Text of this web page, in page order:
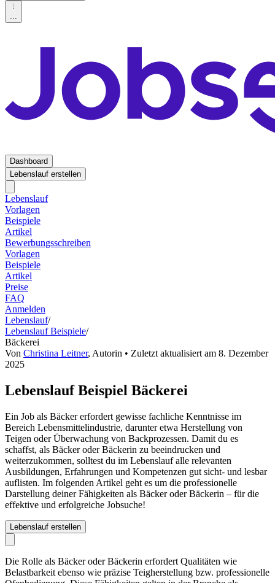
...
Dashboard
Lebenslauf erstellen
Lebenslauf
Vorlagen
Beispiele
Artikel
Bewerbungsschreiben
Vorlagen
Beispiele
Artikel
Preise
FAQ
Anmelden
Lebenslauf/
Lebenslauf Beispiele/
Bäckerei
Von Christina Leitner, Autorin • Zuletzt aktualisiert am 8. Dezember
2025
Lebenslauf Beispiel Bäckerei
Ein Job als Bäcker erfordert gewisse fachliche Kenntnisse im
Bereich Lebensmittelindustrie, darunter etwa Herstellung von
Teigen oder Überwachung von Backprozessen. Damit du es
schaffst, als Bäcker oder Bäckerin zu beeindrucken und
weiterzukommen, solltest du im Lebenslauf alle relevanten
Ausbildungen, Erfahrungen und Kompetenzen gut sicht- und lesbar
auflisten. Im folgenden Artikel geht es um die professionelle
Darstellung deiner Fähigkeiten als Bäcker oder Bäckerin – für die
effektive und erfolgreiche Jobsuche!
Lebenslauf erstellen
Die Rolle als Bäcker oder Bäckerin erfordert Qualitäten wie
Belastbarkeit ebenso wie präzise Teigherstellung bzw. professionelle